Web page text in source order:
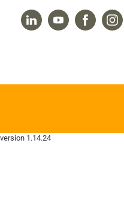
version 1.14.24